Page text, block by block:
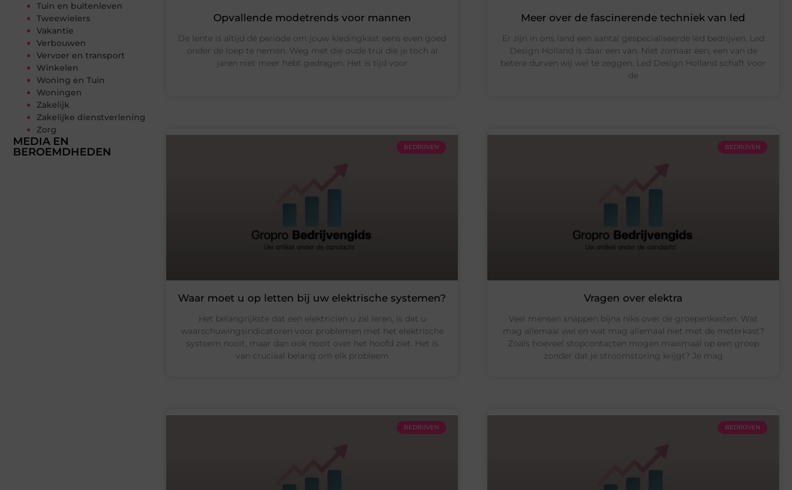
Tuin en buitenleven
Tweewielers
Vakantie
Verbouwen
Vervoer en transport
Winkelen
Woning en Tuin
Woningen
Zakelijk
Zakelijke dienstverlening
Zorg
MEDIA EN
BEROEMDHEDEN
Opvallende modetrends voor mannen
De lente is altijd dé periode om jouw kledingkast eens even goed
onder de loep te nemen. Weg met die oude trui die je toch al
jaren niet meer hebt gedragen. Het is tijd voor
Meer over de fascinerende techniek van led
Er zijn in ons land een aantal gespecialiseerde led bedrijven. Led
Design Holland is daar een van. Niet zomaar een, een van de
betere durven wij wel te zeggen. Led Design Holland schaft voor
de
BEDRIJVEN
Waar moet u op letten bij uw elektrische systemen?
Het belangrijkste dat een elektricien u zal leren, is dat u
waarschuwingsindicatoren voor problemen met het elektrische
systeem nooit, maar dan ook nooit over het hoofd ziet. Het is
van cruciaal belang om elk probleem
BEDRIJVEN
Vragen over elektra
Veel mensen snappen bijna niks over de groepenkasten. Wat
mag allemaal wel en wat mag allemaal niet met de meterkast?
Zoals hoeveel stopcontacten mogen maximaal op een groep
zonder dat je stroomstoring krijgt? Je mag
BEDRIJVEN BEDRIJVEN